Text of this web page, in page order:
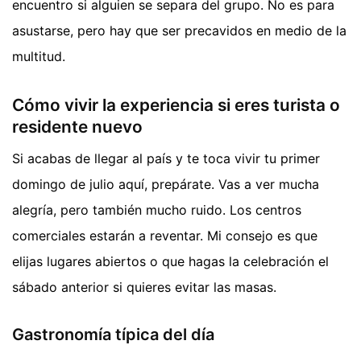
encuentro si alguien se separa del grupo. No es para
asustarse, pero hay que ser precavidos en medio de la
multitud.
Cómo vivir la experiencia si eres turista o
residente nuevo
Si acabas de llegar al país y te toca vivir tu primer
domingo de julio aquí, prepárate. Vas a ver mucha
alegría, pero también mucho ruido. Los centros
comerciales estarán a reventar. Mi consejo es que
elijas lugares abiertos o que hagas la celebración el
sábado anterior si quieres evitar las masas.
Gastronomía típica del día